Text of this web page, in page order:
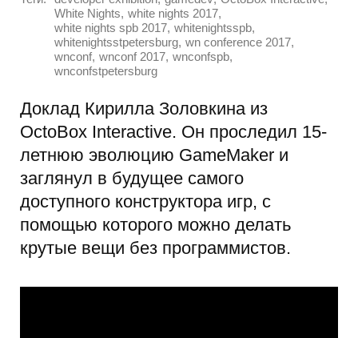
White Nights, white nights 2017,
white nights spb 2017, whitenightsspb,
whitenightsstpetersburg, wn conference 2017,
wnconf, wnconf 2017, wnconfspb,
wnconfstpetersburg
Доклад Кирилла Золовкина из
OctoBox Interactive. Он проследил 15-
летнюю эволюцию GameMaker и
заглянул в будущее самого
доступного конструктора игр, с
помощью которого можно делать
крутые вещи без программистов.